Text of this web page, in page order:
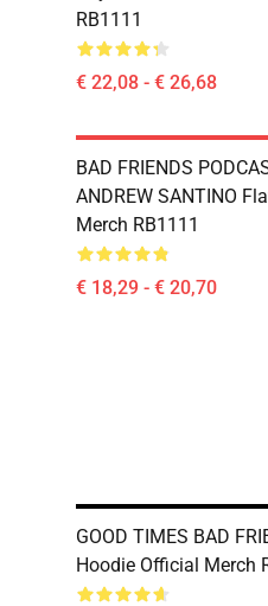
RB1111
€ 22,08 - € 26,68
BAD FRIENDS
ANDREW SANTINO
Merch RB1111
€ 18,29 - € 20,70
GOOD TIMES BAD
Hoodie Official Merch